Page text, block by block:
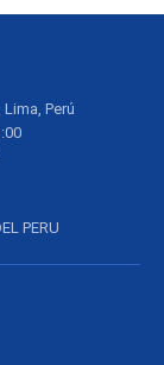
Perú
PERU